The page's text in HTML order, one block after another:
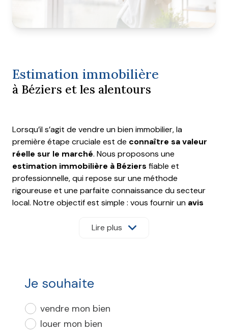
Estimation immobilière
à Béziers et les alentours
Lorsqu’il s’agit de vendre un bien immobilier, la
première étape cruciale est de connaître sa valeur
réelle sur le marché. Nous proposons une
estimation immobilière à Béziers fiable et
professionnelle, qui repose sur une méthode
rigoureuse et une parfaite connaissance du secteur
local. Notre objectif est simple : vous fournir un avis
prix et dans les meilleurs délais. Chaque bien est
l’état général du bien et les prix des transactions
récentes. Que vous soyez propriétaire d’un
appartement en centre-ville ou d’une maison en
périphérie, nous vous offrons une expertise
immobilière sur mesure, adaptée à votre projet. Et
Lire plus
Je souhaite
vendre mon bien
louer mon bien